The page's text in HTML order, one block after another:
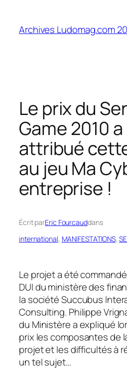
contenu
Archives Ludomag.com
Le prix du
Game 2010
attribué
au jeu Ma
entreprise !
Écrit parEric Fourcauddans
international, MANIFESTATIONS,
Le projet a été
DUI du ministère des
la société Succubus
Consulting. Philippe
du Ministère a expliqué
prix les composantes de
projet et les difficultés à
un tel sujet…